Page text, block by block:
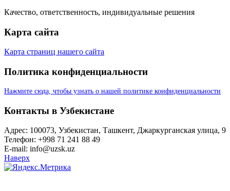
Качество, ответственность, индивидуальные решения
Карта сайта
Карта страниц нашего сайта
Политика конфиденциальности
Нажмите сюда, чтобы узнать о нашей политике конфиденциальности
Контакты в Узбекистане
Адрес: 100073, Узбекистан, Ташкент, Джаркурганская улица, 9
Телефон: +998 71 241 88 49
E-mail: info@uzsk.uz
Наверх